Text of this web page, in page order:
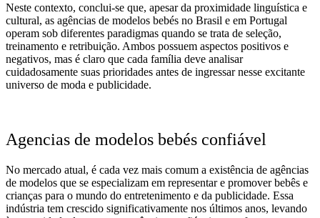
Neste contexto, conclui-se que, apesar da proximidade linguística e
cultural, as agências de modelos bebés no Brasil e em Portugal
operam sob diferentes paradigmas quando se trata de seleção,
treinamento e retribuição. Ambos possuem aspectos positivos e
negativos, mas é claro que cada família deve analisar
cuidadosamente suas prioridades antes de ingressar nesse excitante
universo de moda e publicidade.
Agencias de modelos bebés confiável
No mercado atual, é cada vez mais comum a existência de agências
de modelos que se especializam em representar e promover bebês e
crianças para o mundo do entretenimento e da publicidade. Essa
indústria tem crescido significativamente nos últimos anos, levando